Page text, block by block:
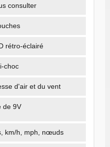
consulter
rétro-éclairé
choc
d'air et du vent
de 9V
km/h, mph, nœuds